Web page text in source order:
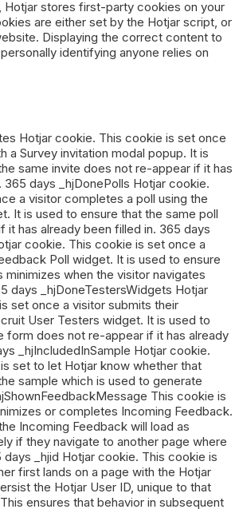
Hotjar stores first-party cookies on your
are either set by the Hotjar script, or
Displaying the correct content to
identifying anyone relies on
Hotjar cookie. This cookie is set once
a Survey invitation modal popup. It is
same invite does not re-appear if it has
days _hjDonePolls Hotjar cookie.
a visitor completes a poll using the
It is used to ensure that the same poll
it has already been filled in. 365 days
cookie. This cookie is set once a
Poll widget. It is used to ensure
when the visitor navigates
days _hjDoneTestersWidgets Hotjar
set once a visitor submits their
User Testers widget. It is used to
form does not re-appear if it has already
_hjIncludedInSample Hotjar cookie.
set to let Hotjar know whether that
sample which is used to generate
This cookie is
or completes Incoming Feedback.
Incoming Feedback will load as
if they navigate to another page where
_hjid Hotjar cookie. This cookie is
first lands on a page with the Hotjar
the Hotjar User ID, unique to that
ensures that behavior in subsequent